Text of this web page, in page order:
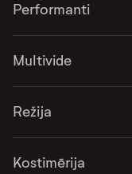
Performanti
Multivide
Režija
Kostimērija